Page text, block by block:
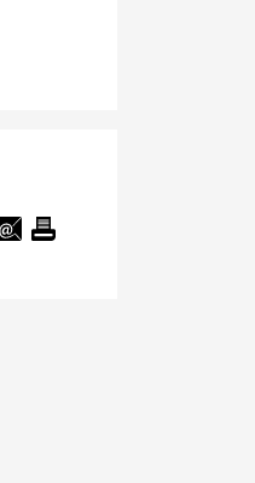
Andreas Hiekel